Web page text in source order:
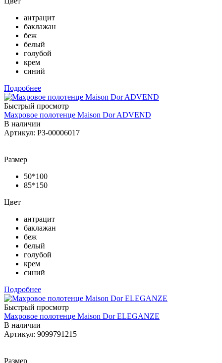
антрацит
баклажан
беж
белый
голубой
крем
синий
Подробнее
Быстрый просмотр
Махровое полотенце Maison Dor ADVEND
В наличии
Артикул: РЗ-00006017
Размер
50*100
85*150
Цвет
антрацит
баклажан
беж
белый
голубой
крем
синий
Подробнее
Быстрый просмотр
Махровое полотенце Maison Dor ELEGANZE
В наличии
Артикул: 9099791215
Размер